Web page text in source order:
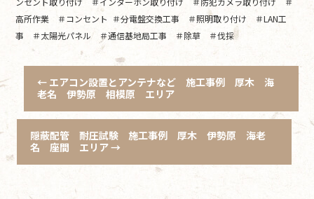
高所作業 ＃コンセント ＃分電盤交換工事 ＃照明取り付け ＃LAN工
事 ＃太陽光パネル ＃通信基地局工事 ＃除草 ＃伐採
← エアコン設置とアンテナなど 施工事例 厚木 海
老名 伊勢原 相模原 エリア
隠蔽配管 耐圧試験 施工事例 厚木 伊勢原 海老
名 座間 エリア→